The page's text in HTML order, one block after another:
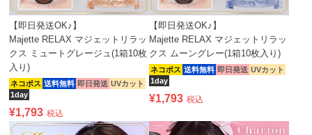
【即日発送OK♪】
Majette RELAX マジェットリラッ
クス ミュートグレージュ(1箱10枚
入り)
ネコポス 送料無料 即日発送 UVカット
1day
¥1,793 税込
【即日発送OK♪】
Majette RELAX マジェットリラッ
クス ムーングレー(1箱10枚入り)
ネコポス 送料無料 即日発送 UVカット
1day
¥1,793 税込